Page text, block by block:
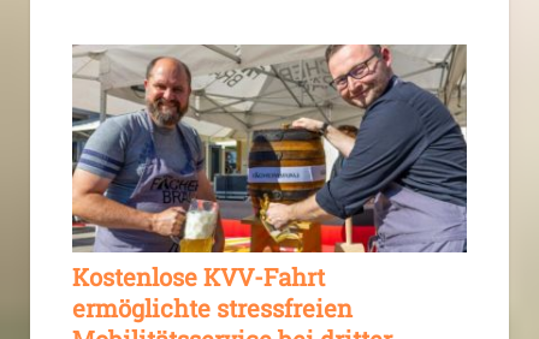
Kostenlose KVV-Fahrt
ermöglichte stressfreien